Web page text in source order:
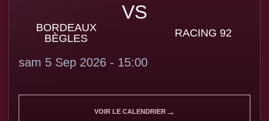
BORDEAUX
BÈGLES
VS
RACING 92
sam 5 Sep 2026 - 15:00
VOIR LE CALENDRIER